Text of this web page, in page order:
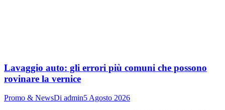
Lavaggio auto: gli errori più comuni che possono
rovinare la vernice
Promo & NewsDi admin5 Agosto 2026